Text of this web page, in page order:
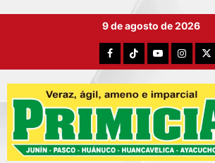
9 de agosto de 2026
FacebookTikTokYouTubeInstagram
X